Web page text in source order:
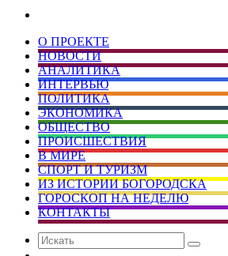
О ПРОЕКТЕ
НОВОСТИ
АНАЛИТИКА
ИНТЕРВЬЮ
ПОЛИТИКА
ЭКОНОМИКА
ОБЩЕСТВО
ПРОИСШЕСТВИЯ
В МИРЕ
СПОРТ И ТУРИЗМ
ИЗ ИСТОРИИ БОГОРОДСКА
ГОРОСКОП НА НЕДЕЛЮ
КОНТАКТЫ
Искать